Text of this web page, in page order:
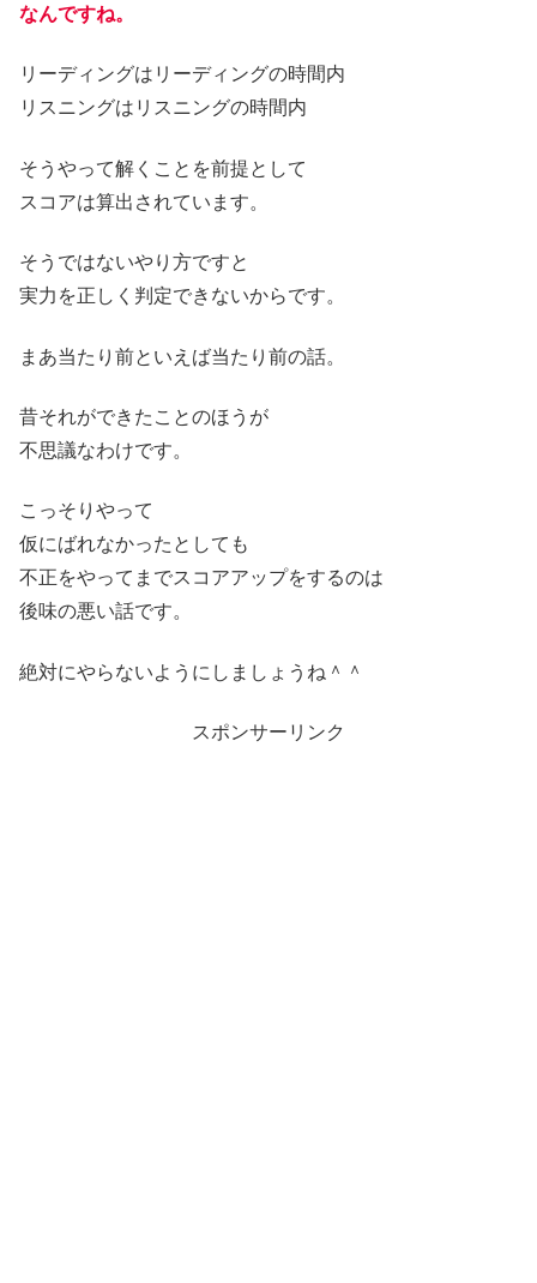
なんですね。
リーディングはリーディングの時間内
リスニングはリスニングの時間内
そうやって解くことを前提として
スコアは算出されています。
そうではないやり方ですと
実力を正しく判定できないからです。
まあ当たり前といえば当たり前の話。
昔それができたことのほうが
不思議なわけです。
こっそりやって
仮にばれなかったとしても
不正をやってまでスコアアップをするのは
後味の悪い話です。
絶対にやらないようにしましょうね＾＾
スポンサーリンク